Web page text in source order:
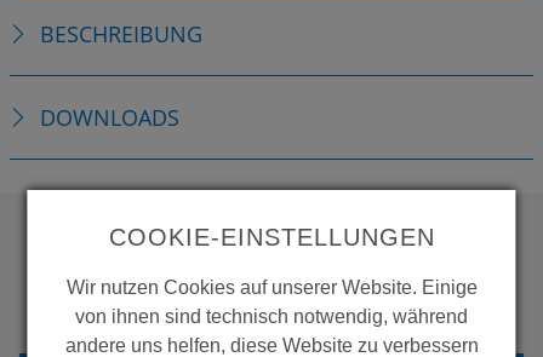
BESCHREIBUNG
DOWNLOADS
WOLLEN SIE MEHR
PRODUKTE SEHEN?
COOKIE-EINSTELLUNGEN
Wir nutzen Cookies auf unserer Website. Einige
von ihnen sind technisch notwendig, während
andere uns helfen, diese Website zu verbessern